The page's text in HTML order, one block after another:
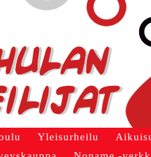
Yleisurheilu